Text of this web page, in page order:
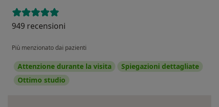
949 recensioni
Più menzionato dai pazienti
Attenzione durante la visita
Spiegazioni dettagliate
Ottimo studio